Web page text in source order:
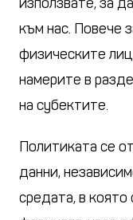
към нас. Повече
физическите
намерите в
на субектите.
Политиката се
данни,
средата, в която